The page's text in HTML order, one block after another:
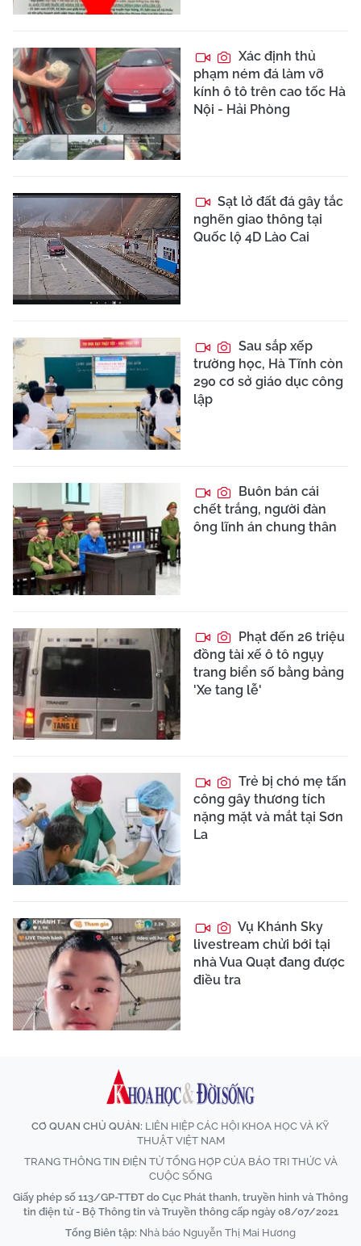
Xác định thủ
phạm ném đá làm vỡ
kính ô tô trên cao tốc Hà
Nội - Hải Phòng
Sạt lở đất đá gây tắc
nghẽn giao thông tại
Quốc lộ 4D Lào Cai
Sau sắp xếp
trường học, Hà Tĩnh còn
290 cơ sở giáo dục công
lập
Buôn bán cái
chết trắng, người đàn
ông lĩnh án chung thân
Phạt đến 26 triệu
đồng tài xế ô tô ngụy
trang biển số bằng bảng
'Xe tang lễ'
Trẻ bị chó mẹ tấn
công gây thương tích
nặng mặt và mắt tại Sơn
La
Vụ Khánh Sky
livestream chửi bới tại
nhà Vua Quạt đang được
điều tra
CƠ QUAN CHỦ QUẢN: LIÊN HIỆP CÁC HỘI KHOA HỌC VÀ KỸ
THUẬT VIỆT NAM
TRANG THÔNG TIN ĐIỆN TỬ TỔNG HỢP CỦA BÁO TRI THỨC VÀ
CUỘC SỐNG
Giấy phép số 113/GP-TTĐT do Cục Phát thanh, truyền hình và Thông
tin điện tử - Bộ Thông tin và Truyền thông cấp ngày 08/07/2021
Tổng Biên tập: Nhà báo Nguyễn Thị Mai Hương